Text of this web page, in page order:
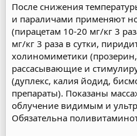
После снижения
и параличами применяют
(пирацетам 10-20 мг/кг 3
мг/кг 3 раза в сутки,
холиномиметики
рассасывающие и
(дуплекс, калия йодид,
препараты). Показаны
облучение видимым и
Обязательна